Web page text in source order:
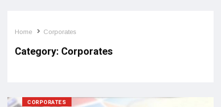
Home Corporates
Category: Corporates
CORPORATES